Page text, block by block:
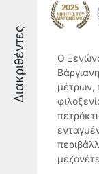
Διακριθέντες
Ο
μέτρων,